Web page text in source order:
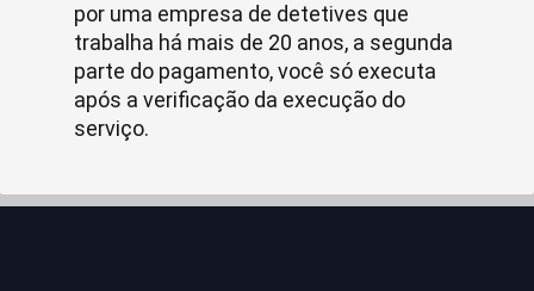
por uma empresa de detetives que
trabalha há mais de 20 anos, a segunda
parte do pagamento, você só executa
após a verificação da execução do
serviço.